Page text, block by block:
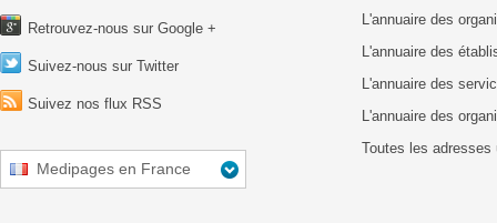
Retrouvez-nous sur Google +
Suivez-nous sur Twitter
Suivez nos flux RSS
Medipages en France
L'annuaire des
L'annuaire des
L'annuaire des
L'annuaire des
Toutes les adresses